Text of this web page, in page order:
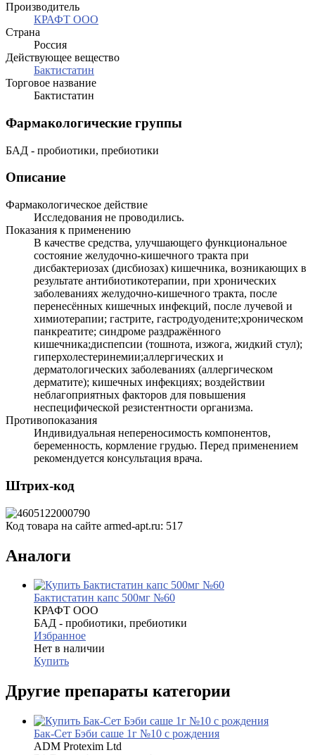
Производитель
КРАФТ ООО
Страна
Россия
Действующее вещество
Бактистатин
Торговое название
Бактистатин
Фармакологические группы
БАД - пробиотики, пребиотики
Описание
Фармакологическое действие
Исследования не проводились.
Показания к применению
В качестве средства, улучшающего функциональное
состояние желудочно-кишечного тракта при
дисбактериозах (дисбиозах) кишечника, возникающих в
результате антибиотикотерапии, при хронических
заболеваниях желудочно-кишечного тракта, после
перенесённых кишечных инфекций, после лучевой и
химиотерапии; гастрите, гастродуодените;хроническом
панкреатите; синдроме раздражённого
кишечника;диспепсии (тошнота, изжога, жидкий стул);
гиперхолестеринемии;аллергических и
дерматологических заболеваниях (аллергическом
дерматите); кишечных инфекциях; воздействии
неблагоприятных факторов для повышения
неспецифической резистентности организма.
Противопоказания
Индивидуальная непереносимость компонентов,
беременность, кормление грудью. Перед применением
рекомендуется консультация врача.
Штрих-код
Код товара на сайте armed-apt.ru: 517
Аналоги
Бактистатин капс 500мг №60
КРАФТ ООО
БАД - пробиотики, пребиотики
Избранное
Нет в наличии
Купить
Другие препараты категории
Бак-Сет Бэби саше 1г №10 с рождения
ADM Protexim Ltd